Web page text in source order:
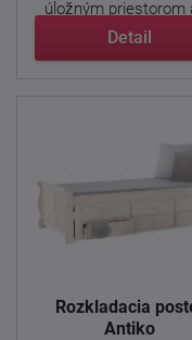
úložným priestorom
Detail
Rozkladacia
Antiko